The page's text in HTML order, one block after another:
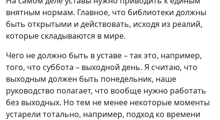
внятным нормам. Главное, что библиотеки должны
быть открытыми и действовать, исходя из реалий,
которые складываются в мире.
Чего не должно быть в уставе – так это, например,
того, что суббота – выходной день. Я считаю, что
выходным должен быть понедельник, наше
руководство полагает, что вообще нужно работать
без выходных. Но тем не менее некоторые моменты
устарели тотально, например, подход ко времени